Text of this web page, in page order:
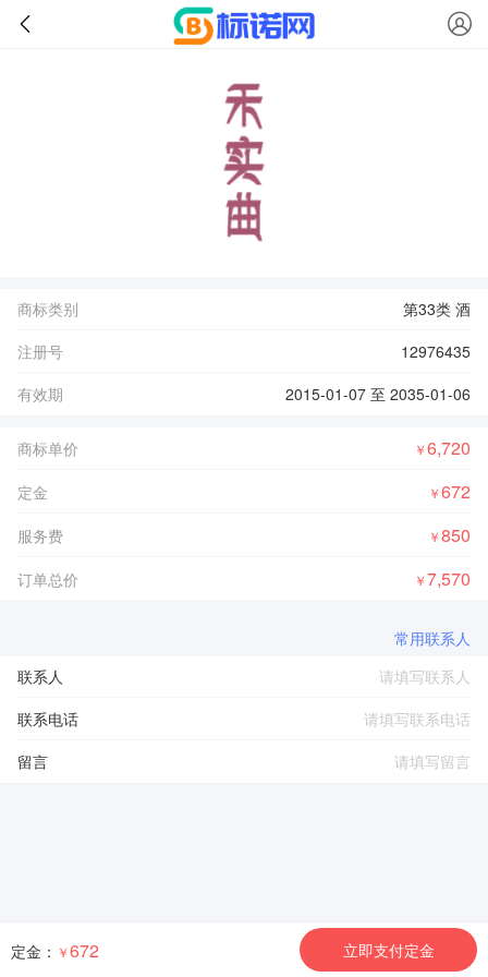
商标类别
第33类 酒
注册号
12976435
有效期
2015-01-07 至 2035-01-06
商标单价 ￥6,720
定金 ￥672
服务费 ￥850
订单总价 ￥7,570
常用联系人
联系人
联系电话
留言
定金： ￥672 立即支付定金